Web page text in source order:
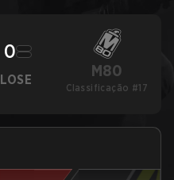
0
LOSE M80
Classificação #17